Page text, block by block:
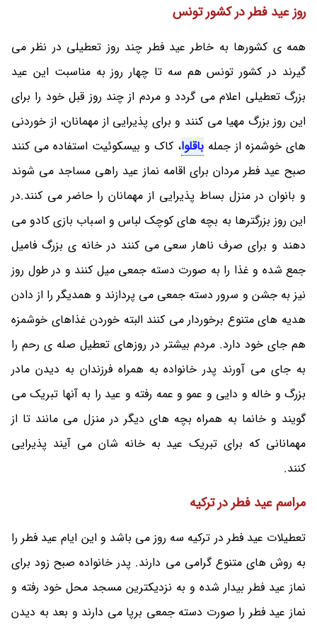
روز عید فطر در کشور تونس
همه ی کشورها به خاطر عید فطر چند روز تعطیلی در نظر می
گیرند در کشور تونس هم سه تا چهار روز به مناسبت این عید
بزرگ تعطیلی اعلام می گردد و مردم از چند روز قبل خود را برای
این روز بزرگ مهیا می کنند و برای پذیرایی از مهمانان، از خوردنی
های خوشمزه از جمله باقلوا، کاک و بیسکوئیت استفاده می کنند
صبح عید فطر مردان برای اقامه نماز عید راهی مساجد می شوند
و بانوان در منزل بساط پذیرایی از مهمانان را حاضر می کنند.در
این روز بزرگترها به بچه های کوچک لباس و اسباب بازی کادو می
دهند و برای صرف ناهار سعی می کنند در خانه ی بزرگ فامیل
جمع شده و غذا را به صورت دسته جمعی میل کنند و در طول روز
نیز به جشن و سرور دسته جمعی می پردازند و همدیگر را از دادن
هدیه های متنوع برخوردار می کنند البته خوردن غذاهای خوشمزه
هم جای خود دارد. مردم بیشتر در روزهای تعطیل صله ی رحم را
به جای می آورند پدر خانواده به همراه فرزندان به دیدن مادر
بزرگ و خاله و دایی و عمو و عمه رفته و عید را به آنها تبریک می
گویند و خانما به همراه بچه های دیگر در منزل می مانند تا از
مهمانانی که برای تبریک عید به خانه شان می آیند پذیرایی
کنند.
مراسم عید فطر در ترکیه
تعطیلات عید فطر در ترکیه سه روز می باشد و این ایام عید فطر را
به روش های متنوع گرامی می دارند. پدر خانواده صبح زود برای
نماز عید فطر بیدار شده و به نزدیکترین مسجد محل خود رفته و
نماز عید فطر را صورت دسته جمعی برپا می دارند و بعد به دیدن